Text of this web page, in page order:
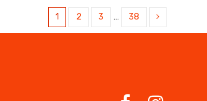
1 2 3 … 38